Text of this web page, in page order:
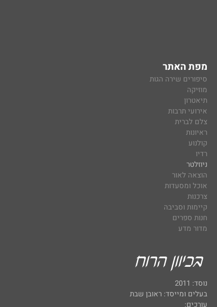
מפת האתר
סיפורים שירה הגות
מוזיקה
תיאטרון
אירועי תרבות
צלם לברית
ראיונות
קולנוע
רדיו
ניוזלטר
הוצאה לאור
אוכל ומסעדות
צרכנות
קיימות וסביבה
חנות ספרים
מדור מדע
נוסד: 2011
בעלים ומייסד: ראובן שבת
עורכים: